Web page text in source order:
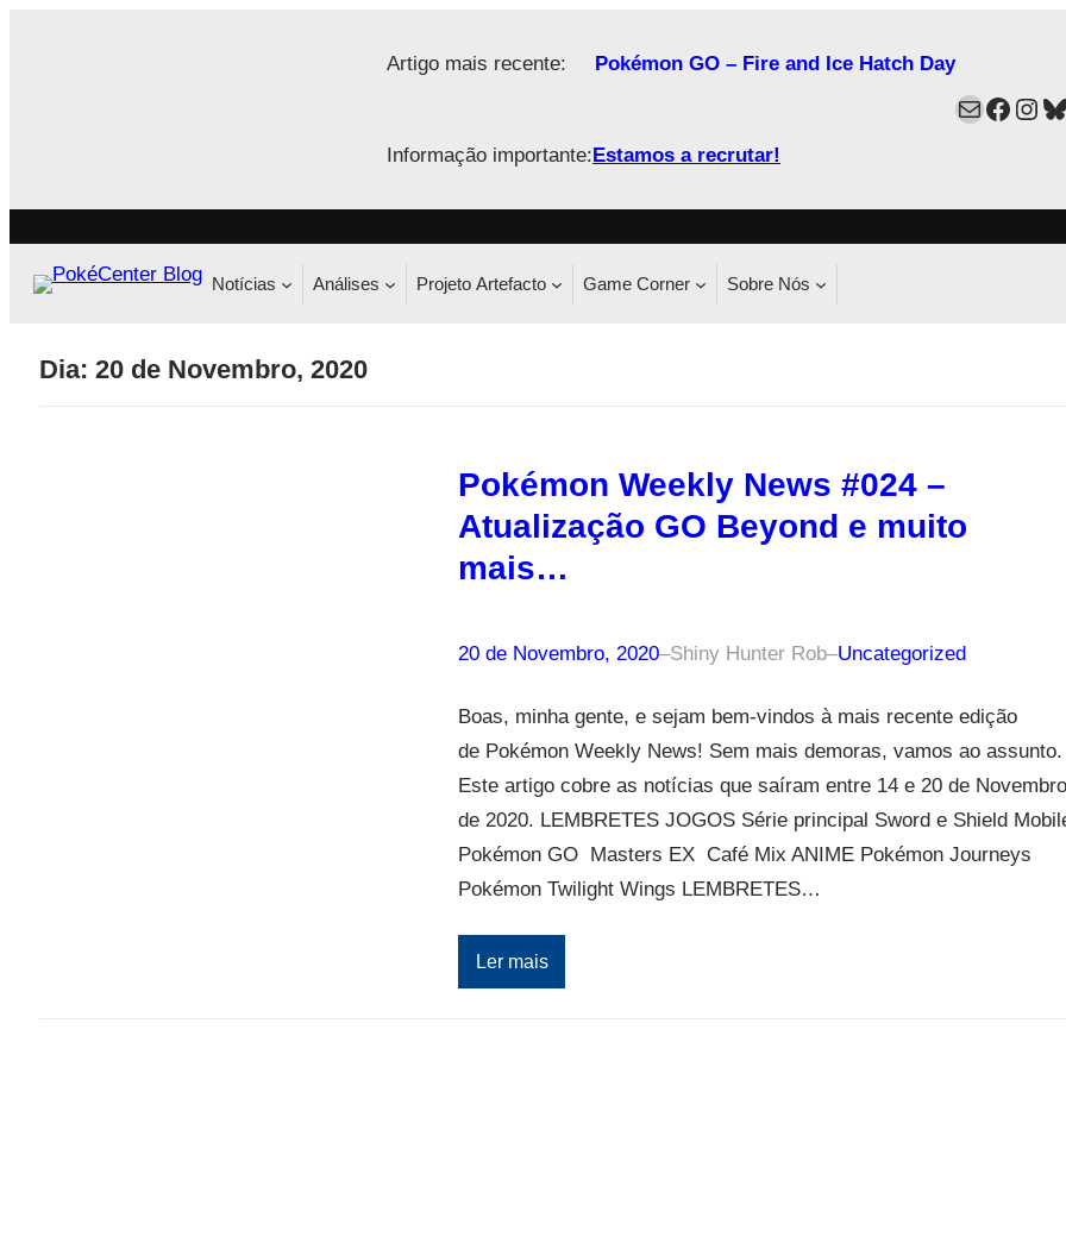
Artigo mais recente: Pokémon GO – Fire and Ice Hatch Day
Informação importante:Estamos a recrutar!
Mail
Notícias Análises Projeto Artefacto Game Corner Sobre Nós
Dia: 20 de Novembro, 2020
Pokémon Weekly News #024 –
Atualização GO Beyond e muito
mais…
20 de Novembro, 2020–Shiny Hunter Rob–Uncategorized
Boas, minha gente, e sejam bem-vindos à mais recente edição
de Pokémon Weekly News! Sem mais demoras, vamos ao assunto.
Este artigo cobre as notícias que saíram entre 14 e 20 de Novembro
de 2020. LEMBRETES JOGOS Série principal Sword e Shield
Pokémon GO Masters EX Café Mix ANIME Pokémon Journeys
Pokémon Twilight Wings LEMBRETES…
Ler mais